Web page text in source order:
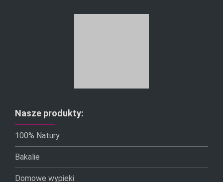
Nasze produkty:
100% Natury
Bakalie
Domowe wypieki